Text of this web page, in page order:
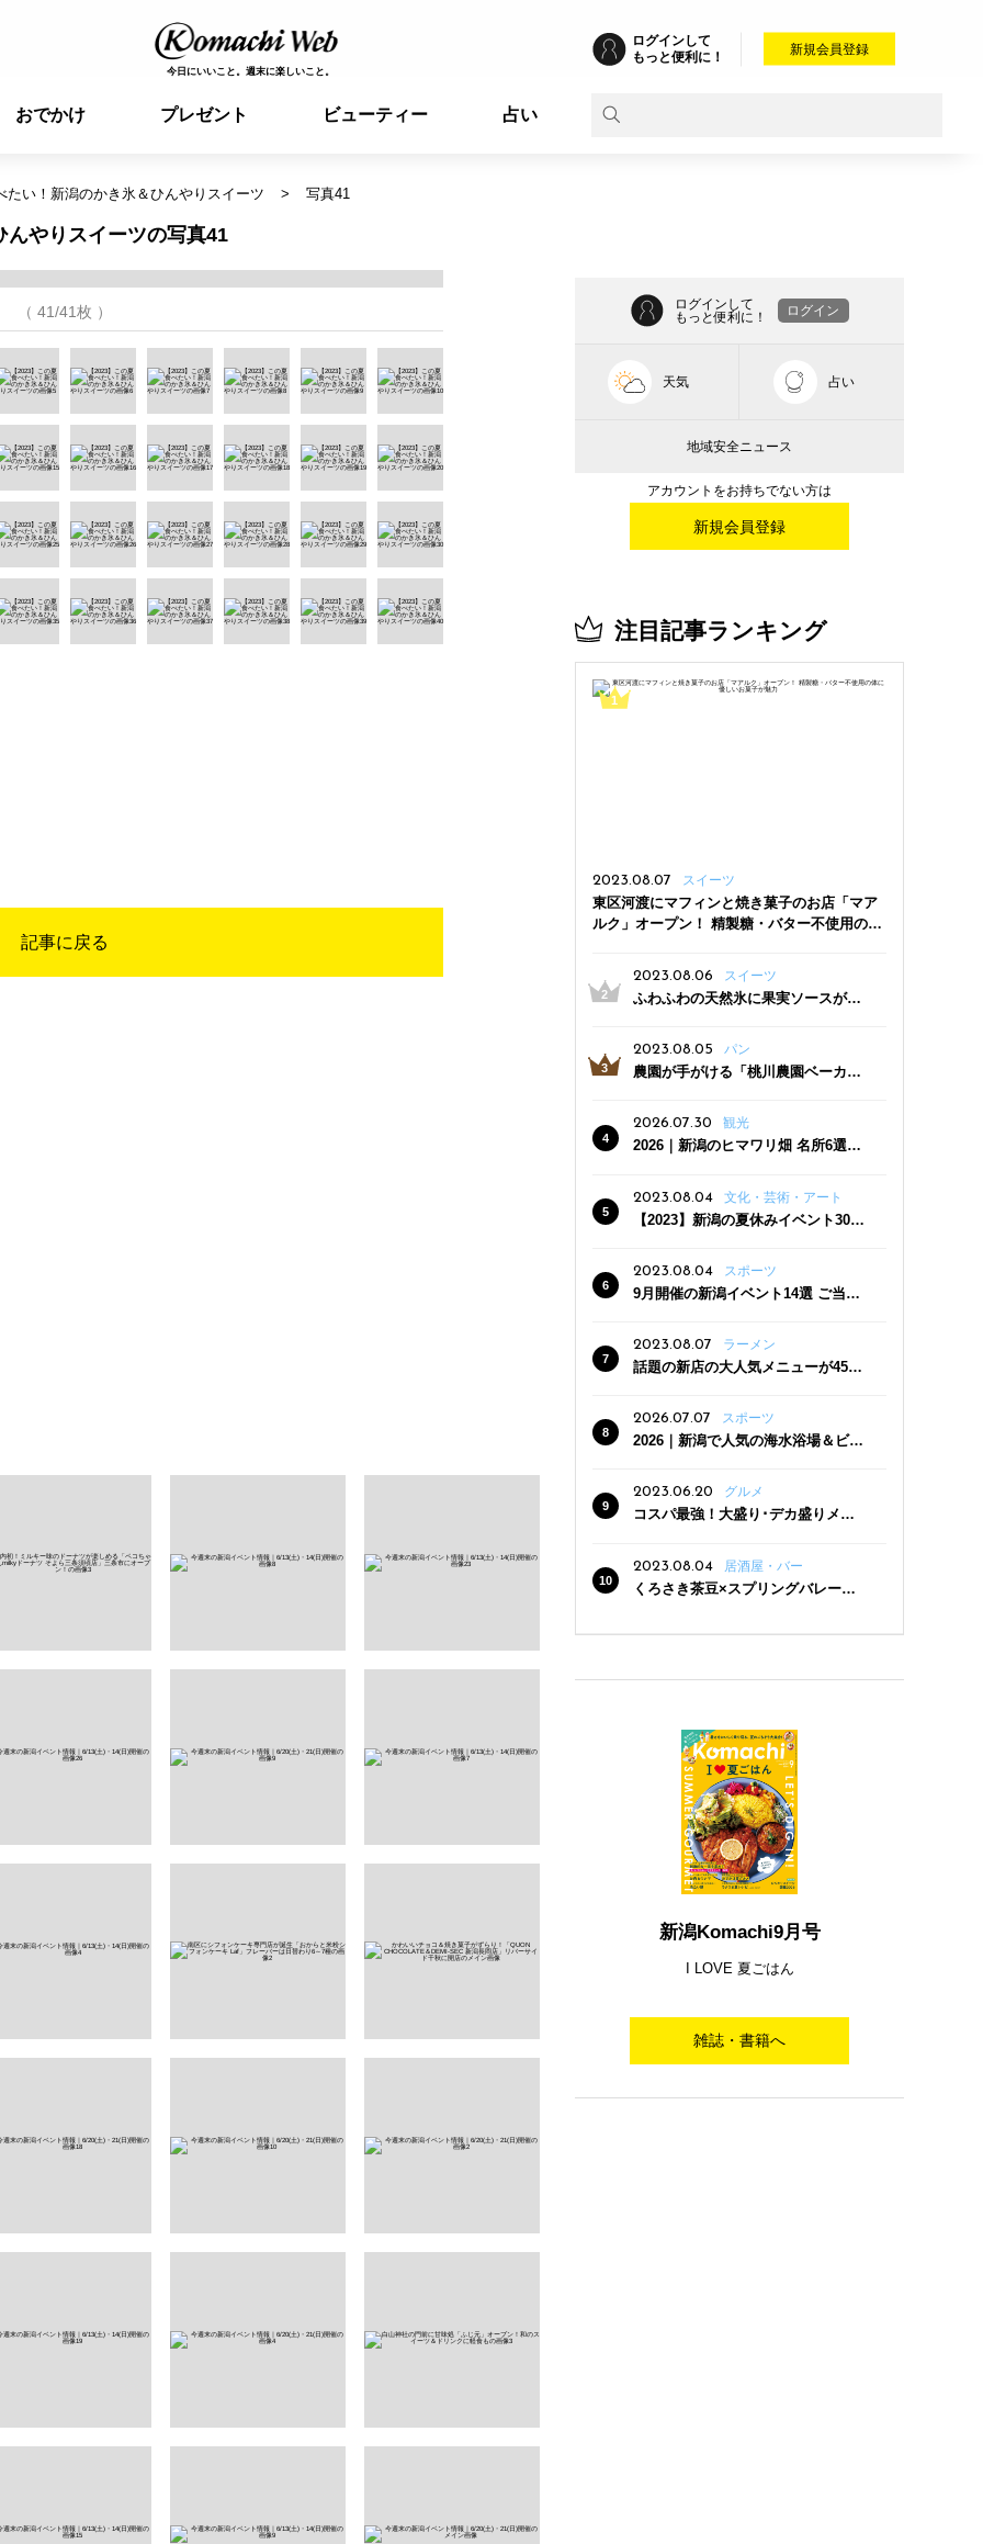
今日にいいこと。週末に楽しいこと。
ログインして
もっと便利に！
新規会員登録
おでかけ プレゼント ビューティー 占い
たい！新潟のかき氷＆ひんやりスイーツ 写真41
んやりスイーツの写真41
（ 41/41枚 ）
記事に戻る
ログインして
もっと便利に！
ログイン
天気 占い
地域安全ニュース
アカウントをお持ちでない方は
新規会員登録
注目記事ランキング
2023.08.07 スイーツ
東区河渡にマフィンと焼き菓子のお店「マア
ルク」オープン！ 精製糖・バター不使用の体
2023.08.06
スイーツ
ふわふわの天然氷に果実ソースがた
三条駅近くにオープン
2023.08.05 パン
農園が手がける「桃川農園ベーカリ
った焼きたてパンのほか、ジェラー
トやスムージーも
2026.07.30 観光
2026｜新潟のヒマワリ畑 名所6選
2023.08.04
文化・芸術・アート
【2023】新潟の夏休みイベント30
2023.08.04
スポーツ
9月開催の新潟イベント14選 ご当地
2023.08.07 ラーメン
話題の新店の大人気メニューが450
クーポン登場
2026.07.07 スポーツ
2026｜新潟で人気の海水浴場＆ビー
2023.06.20
グルメ
コスパ最強！大盛り･デカ盛りメニ
2023.08.04
居酒屋・バー
くろさき茶豆×スプリングバレー豊
新潟Komachi9月号
I LOVE 夏ごはん
雑誌・書籍へ